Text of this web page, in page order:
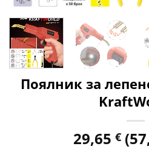
Поялник за
29,65 €